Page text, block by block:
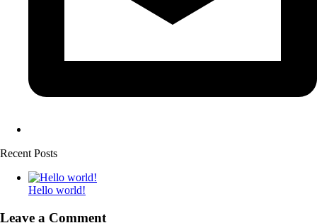
Recent Posts
Hello world!
Leave a Comment